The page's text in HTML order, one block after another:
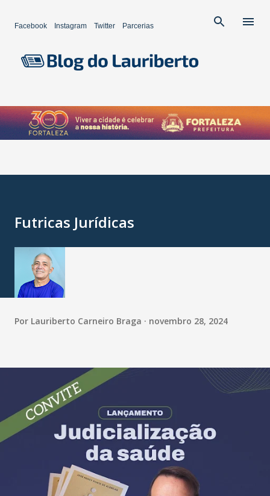
Facebook Instagram Twitter Parcerias
Futricas Jurídicas
Por Lauriberto Carneiro Braga novembro 28, 2024